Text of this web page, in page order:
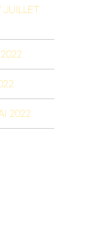
JUILLET
2022